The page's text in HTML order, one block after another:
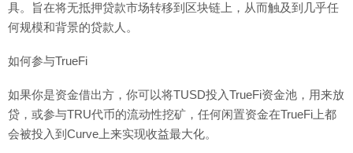
具。旨在将无抵押贷款市场转移到区块链上，从而触及到几乎任
何规模和背景的贷款人。
如何参与TrueFi
如果你是资金借出方，你可以将TUSD投入TrueFi资金池，用来放
贷，或参与TRU代币的流动性挖矿，任何闲置资金在TrueFi上都
会被投入到Curve上来实现收益最大化。